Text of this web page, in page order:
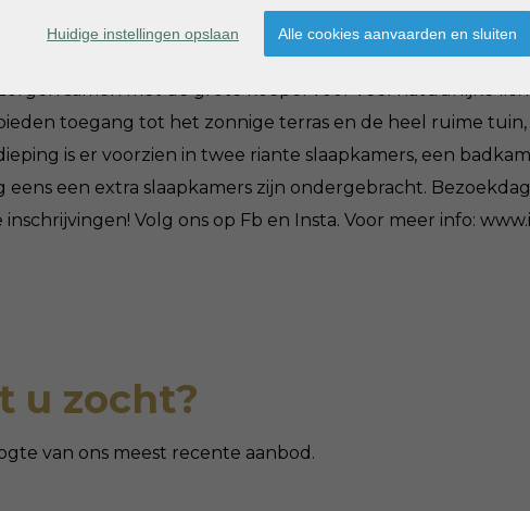
in een compacte inkomhal, die direct in verbinding staat
zithoek met polyvalente mogelijkheden, en achterin
samen met de grote koepel voor veel natuurlijke
toegang tot het zonnige terras en de heel ruime tuin,
is er voorzien in twee riante slaapkamers, een
een extra slaapkamers zijn ondergebracht.
Volg ons op Fb en Insta. Voor meer info:
u zocht?
van ons meest recente aanbod.
Huidige instellingen opslaan Alle cookies aanvaarden en sluiten